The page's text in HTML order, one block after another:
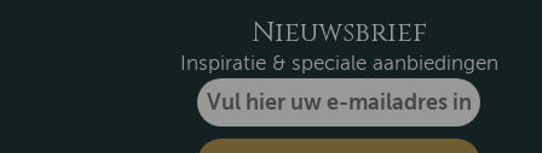
Nieuwsbrief
Inspiratie & speciale aanbiedingen